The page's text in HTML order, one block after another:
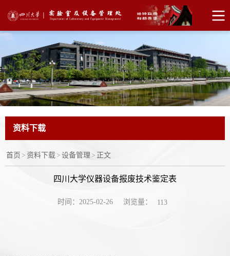
资料下载
首页 > 资料下载> 设备管理 > 正文
四川大学仪器设备报废技术鉴定表
时间：2025-02-26 浏览量： 113